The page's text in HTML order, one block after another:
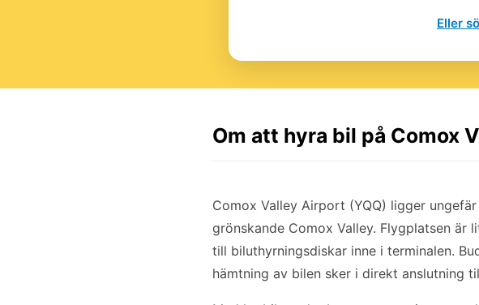
Eller
Om att hyra bil på Comox
Comox Valley Airport (YQQ) ligger
grönskande Comox Valley. Flygplatsen
till biluthyrningsdiskar inne i terminalen.
hämtning av bilen sker i direkt anslutning